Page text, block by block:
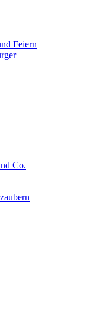
Feiern
Co.